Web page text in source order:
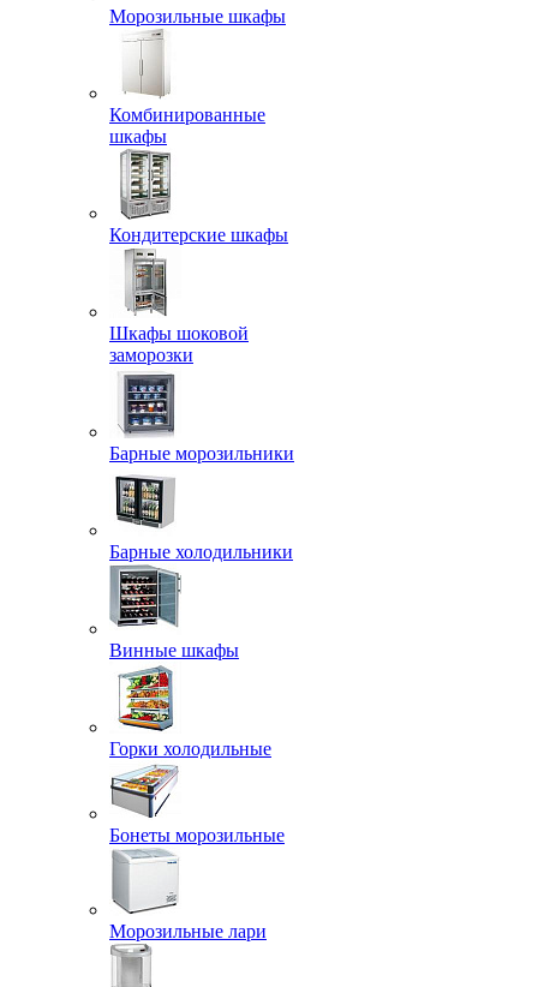
Морозильные шкафы
Комбинированные
шкафы
Кондитерские шкафы
Шкафы шоковой
заморозки
Барные морозильники
Барные холодильники
Винные шкафы
Горки холодильные
Бонеты морозильные
Морозильные лари